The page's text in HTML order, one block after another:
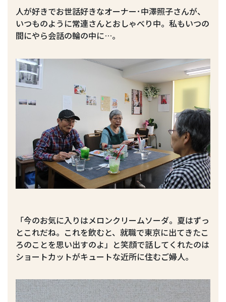
人が好きでお世話好きなオーナー･中澤照子さんが、
いつものように常連さんとおしゃべり中。私もいつの
間にやら会話の輪の中に…。
「今のお気に入りはメロンクリームソーダ。夏はずっ
とこれだね。これを飲むと、就職で東京に出てきたこ
ろのことを思い出すのよ」と笑顔で話してくれたのは
ショートカットがキュートな近所に住むご婦人。